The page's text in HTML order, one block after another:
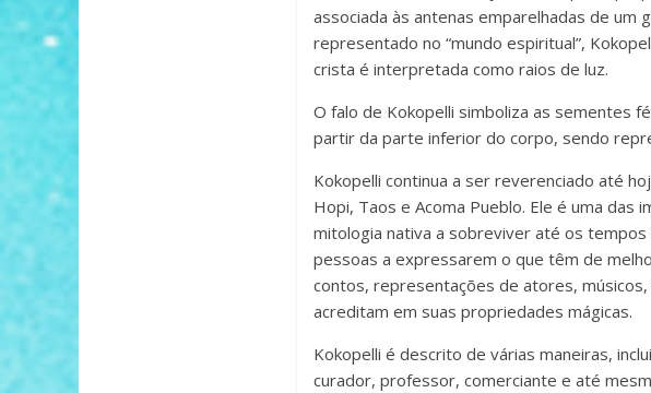
associada às antenas emparelhadas de um
representado no “mundo espiritual”,
crista é interpretada como raios de luz.
O falo de Kokopelli simboliza as sementes
partir da parte inferior do corpo, sendo
Kokopelli continua a ser reverenciado até
Hopi, Taos e Acoma Pueblo. Ele é uma das
mitologia nativa a sobreviver até os
pessoas a expressarem o que têm de
contos, representações de atores,
acreditam em suas propriedades mágicas.
Kokopelli é descrito de várias maneiras,
curador, professor, comerciante e até